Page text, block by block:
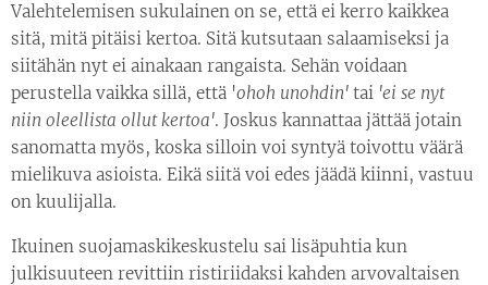
Valehtelemisen sukulainen on se, että ei kerro kaikkea
sitä, mitä pitäisi kertoa. Sitä kutsutaan salaamiseksi ja
siitähän nyt ei ainakaan rangaista. Sehän voidaan
perustella vaikka sillä, että 'ohoh unohdin' tai 'ei se nyt
niin oleellista ollut kertoa'. Joskus kannattaa jättää jotain
sanomatta myös, koska silloin voi syntyä toivottu väärä
mielikuva asioista. Eikä siitä voi edes jäädä kiinni, vastuu
on kuulijalla.
Ikuinen suojamaskikeskustelu sai lisäpuhtia kun
julkisuuteen revittiin ristiriidaksi kahden arvovaltaisen